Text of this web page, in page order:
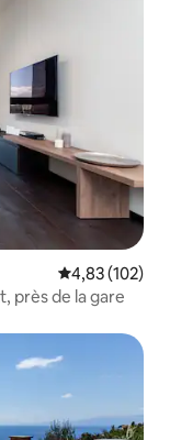
Évaluation
4,83 (102)
près de la gare